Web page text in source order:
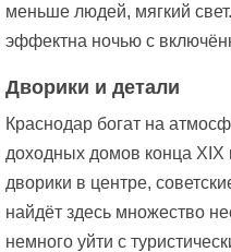
меньше людей, мягкий
эффектна ночью с
Дворики и детали
Краснодар богат на
доходных домов конца XIX
дворики в центре,
найдёт здесь множество
немного уйти с